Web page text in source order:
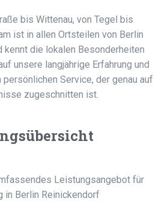
bis Wittenau, von Tegel bis
ist in allen Ortsteilen von Berlin
kennt die lokalen Besonderheiten
unsere langjährige Erfahrung und
Service, der genau auf
zugeschnitten ist.
Leistungsangebot für
in Berlin Reinickendorf